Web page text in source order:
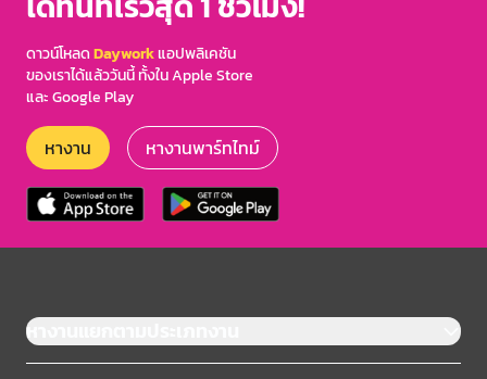
ดาวน์โหลดDayworkแอปพลิเคชัน
ของเราได้แล้ววันนี้ ทั้งใน Apple Store
และ Google Play
หางาน หางานพาร์ทไทม์
หางานแยกตามประเภทงาน